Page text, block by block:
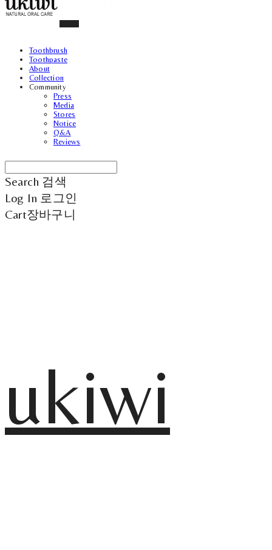
Toothbrush
Toothpaste
About
Collection
Community
Press
Media
Stores
Notice
Q&A
Reviews
Search 검색
Log In 로그인
Cart장바구니
ukiwi